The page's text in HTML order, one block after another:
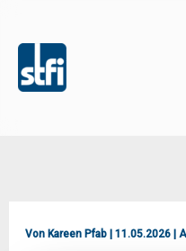
Inhalt
springen
VonKareen Pfab|11.05.2026|